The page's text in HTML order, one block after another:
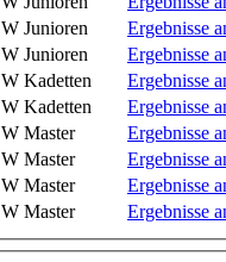
W Junioren
Ergebnisse
W Junioren
Ergebnisse
W Kadetten
Ergebnisse
W Kadetten
Ergebnisse
W Master
Ergebnisse
W Master
Ergebnisse
W Master
Ergebnisse
W Master
Ergebnisse